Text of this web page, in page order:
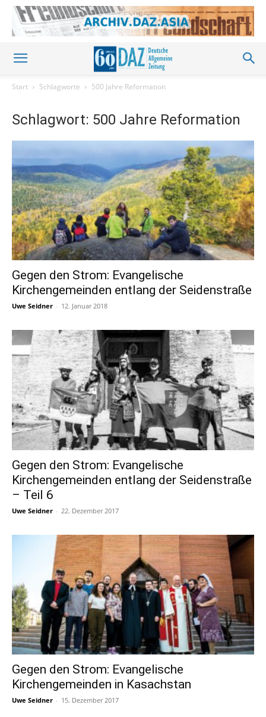
Start Schlagworte 500 Jahre Reformation
Schlagwort: 500 Jahre Reformation
Gegen den Strom: Evangelische
Kirchengemeinden entlang der Seidenstraße
Uwe Seidner - 12. Januar 2018
Gegen den Strom: Evangelische
Kirchengemeinden entlang der Seidenstraße
– Teil 6
Uwe Seidner - 22. Dezember 2017
Gegen den Strom: Evangelische
Kirchengemeinden in Kasachstan
Uwe Seidner - 15. Dezember 2017